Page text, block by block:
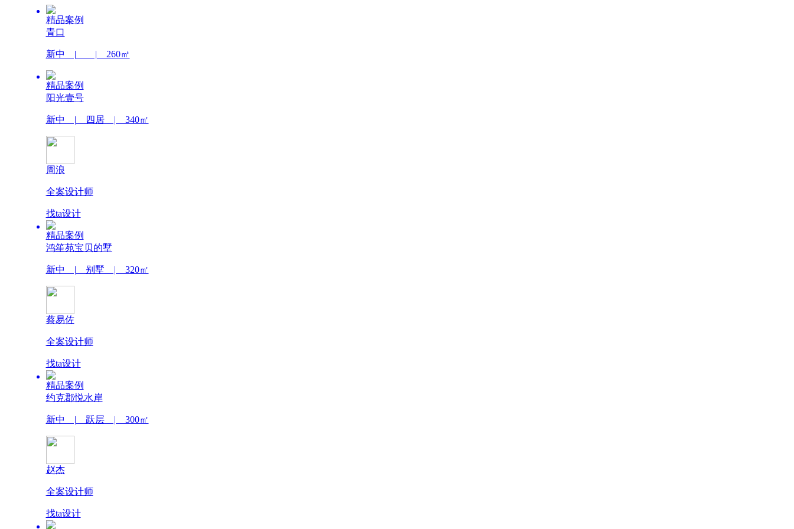
精品案例
青口
新中 | | 260㎡
精品案例
阳光壹号
新中 | 四居 | 340㎡
周浪
全案设计师
找ta设计
精品案例
鸿笙苑宝贝的墅
新中 | 别墅 | 320㎡
蔡易佐
全案设计师
找ta设计
精品案例
约克郡悦水岸
新中 | 跃层 | 300㎡
赵杰
全案设计师
找ta设计